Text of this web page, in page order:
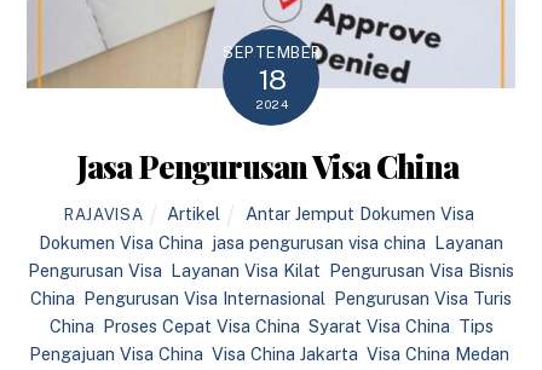
SEPTEMBER
18
2024
Jasa Pengurusan Visa China
RAJAVISA Artikel Antar Jemput Dokumen Visa
Dokumen Visa China jasa pengurusan visa china Layanan
Pengurusan Visa Layanan Visa Kilat Pengurusan Visa Bisnis
China Pengurusan Visa Internasional Pengurusan Visa Turis
China Proses Cepat Visa China Syarat Visa China Tips
Pengajuan Visa China Visa China Jakarta Visa China Medan